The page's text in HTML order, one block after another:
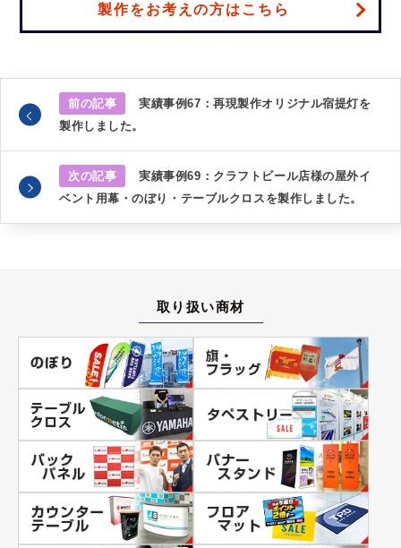
製作をお考えの方はこちら
前の記事
実績事例67：再現製作オリジナル宿提灯を
製作しました。
次の記事
実績事例69：クラフトビール店様の屋外イ
ベント用幕・のぼり・テーブルクロスを製作しました。
取り扱い商材